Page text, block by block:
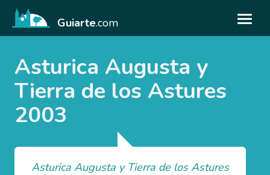
Guiarte.com
Asturica Augusta y
Tierra de los Astures
2003
Asturica Augusta y Tierra de los Astures